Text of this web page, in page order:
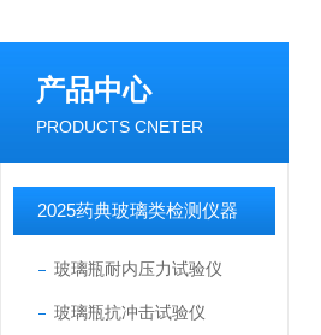
产品中心
PRODUCTS CNETER
2025药典玻璃类检测仪器
玻璃瓶耐内压力试验仪
玻璃瓶抗冲击试验仪